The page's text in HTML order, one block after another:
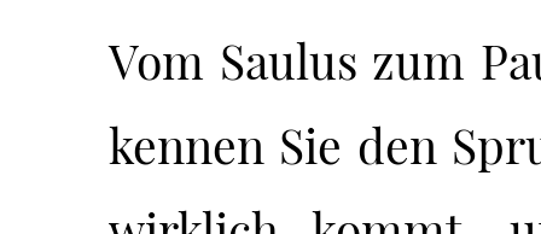
Vom Saulus zum
kennen Sie den